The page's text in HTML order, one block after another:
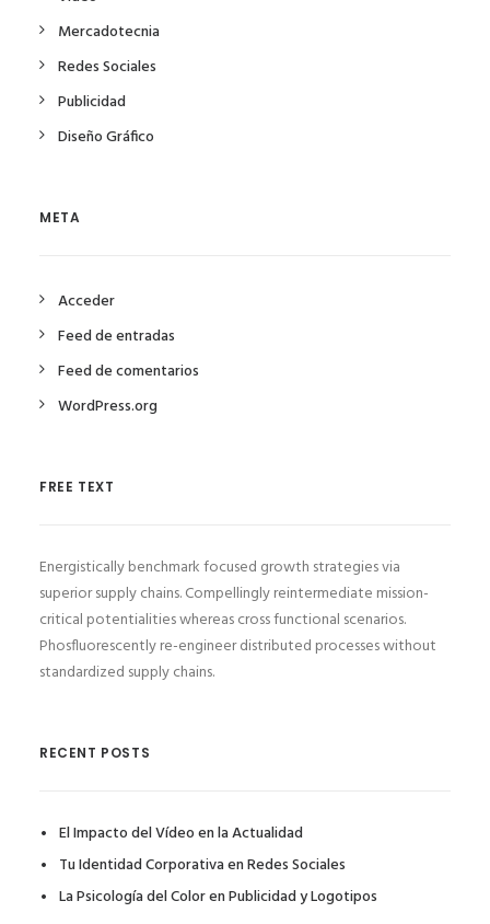
Mercadotecnia
Redes Sociales
Publicidad
Diseño Gráfico
META
Acceder
Feed de entradas
Feed de comentarios
WordPress.org
FREE TEXT
Energistically benchmark focused growth strategies via
superior supply chains. Compellingly reintermediate mission-
critical potentialities whereas cross functional scenarios.
Phosfluorescently re-engineer distributed processes without
standardized supply chains.
RECENT POSTS
El Impacto del Vídeo en la Actualidad
Tu Identidad Corporativa en Redes Sociales
La Psicología del Color en Publicidad y Logotipos